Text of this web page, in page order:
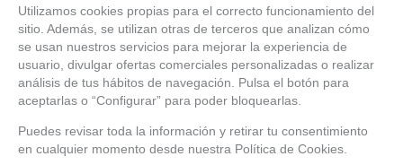
YOGUR DE VACA “DOBROTITSA” 2,0% M.G. 500g
Precio por kg.2.60€
MEDALLA DE ORO DE INTER EXPO CENTRE SOFIA 2018.
Fabricante: DMK “NEDKO NEDKOV-OVCHAROVO” EOOD,
Ovcharovo (Dobrich), Bulgaria.
Utilizamos cookies propias para el correcto funcionamiento del
sitio. Además, se utilizan otras de terceros que analizan cómo
se usan nuestros servicios para mejorar la experiencia de
usuario, divulgar ofertas comerciales personalizadas o realizar
análisis de tus hábitos de navegación. Pulsa el botón para
aceptarlas o “Configurar” para poder bloquearlas.
Puedes revisar toda la información y retirar tu consentimiento
en cualquier momento desde nuestra Política de Cookies.